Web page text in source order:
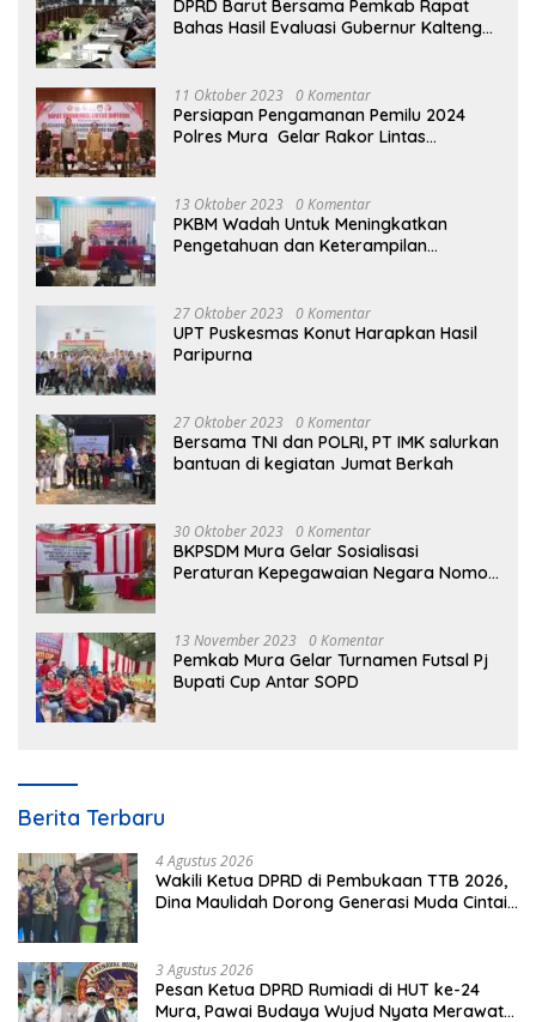
DPRD Barut Bersama Pemkab Rapat
Bahas Hasil Evaluasi Gubernur Kalteng
11 Oktober 2023 0 Komentar
Persiapan Pengamanan Pemilu 2024
Polres Mura Gelar Rakor Lintas
13 Oktober 2023 0 Komentar
PKBM Wadah Untuk Meningkatkan
Pengetahuan dan Keterampilan
27 Oktober 2023 0 Komentar
UPT Puskesmas Konut Harapkan Hasil
Paripurna
27 Oktober 2023 0 Komentar
Bersama TNI dan POLRI, PT IMK salurkan
bantuan di kegiatan Jumat Berkah
30 Oktober 2023 0 Komentar
BKPSDM Mura Gelar Sosialisasi
Peraturan Kepegawaian Negara Nomor
13 November 2023 0 Komentar
Pemkab Mura Gelar Turnamen Futsal Pj
Bupati Cup Antar SOPD
Berita Terbaru
4 Agustus 2026
Wakili Ketua DPRD di Pembukaan TTB 2026,
Dina Maulidah Dorong Generasi Muda Cintai
3 Agustus 2026
Pesan Ketua DPRD Rumiadi di HUT ke-24
Mura, Pawai Budaya Wujud Nyata Merawat